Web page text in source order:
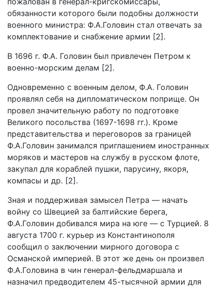
обязанности которого были подобны должности
военного министра: Ф.А.Головин стал отвечать за
комплектование и снабжение армии [2].
В 1696 г. Ф.А. Головин был привлечен Петром к
военно-морским делам [2].
Одновременно с военным делом, Ф.А. Головин
проявлял себя на дипломатическом поприще. Он
провел значительную работу по подготовке
Великого посольства (1697-1698 гг.). Кроме
представительства и переговоров за границей
Ф.А.Головин занимался приглашением иностранных
моряков и мастеров на службу в русском флоте,
закупал для кораблей пушки, парусину, якоря,
компасы и др. [2].
Зная и поддерживая замысел Петра — начать
войну со Швецией за балтийские берега,
Ф.А.Головин добивался мира на юге — с Турцией. 8
августа 1700 г. курьер из Константинополя
сообщил о заключении мирного договора с
Османской империей. В этот же день он произвел
Ф.А.Головина в чин генерал-фельдмаршала и
назначил предводителем 45-тысячной армии для